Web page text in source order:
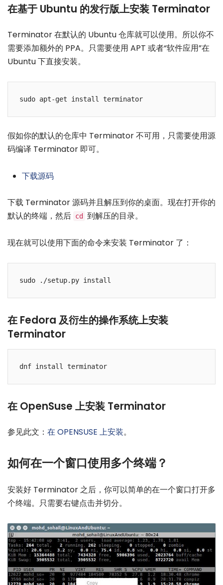
在基于 Ubuntu 的发行版上安装 Terminator
Terminator 在默认的 Ubuntu 仓库就可以使用。所以你不
需要添加额外的 PPA。只需要使用 APT 或者“软件应用”在
Ubuntu 下直接安装。
假如你的默认的仓库中 Terminator 不可用，只需要使用源
码编译 Terminator 即可。
下载源码
下载 Terminator 源码并且解压到你的桌面。现在打开你的
默认的终端，然后 cd 到解压的目录。
现在就可以使用下面的命令来安装 Terminator 了：
在 Fedora 及衍生的操作系统上安装
Terminator
在 OpenSuse 上安装 Terminator
参见此文： 在 OPENSUSE 上安装。
如何在一个窗口使用多个终端？
安装好 Terminator 之后，你可以简单的在一个窗口打开多
个终端。只需要右键点击并切分。